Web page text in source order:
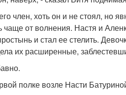
член, хоть он и не стоял, но
чаще от волнения. Настя и
и стал ее стелить.
их расширенные,
полке возле Насти